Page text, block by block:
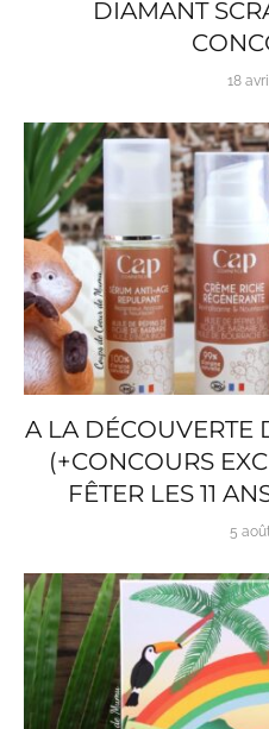
DIAMANT
18
A LA DÉCOUVERTE
(+CONCOURS
FÊTER LES 11
5